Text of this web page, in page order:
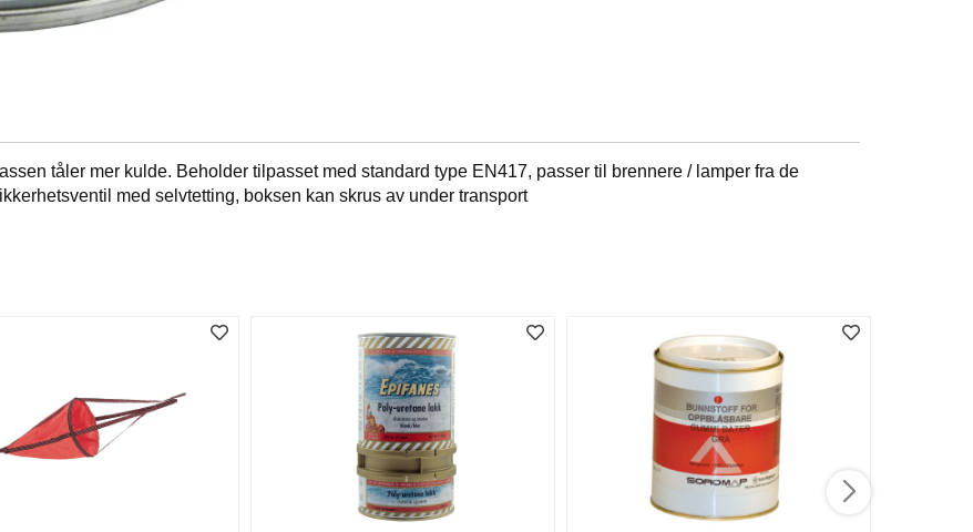
tåler mer kulde. Beholder tilpasset med standard type EN417, passer til brennere / lamper fra de
med selvtetting, boksen kan skrus av under transport